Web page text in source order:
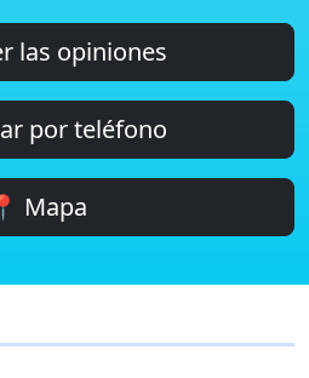
las opiniones
por teléfono
Mapa